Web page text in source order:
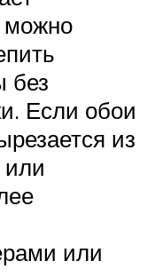
можно
без
Если обои
из
или
или